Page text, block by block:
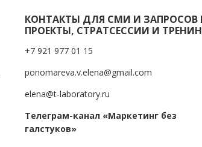
КОНТАКТЫ ДЛЯ СМИ И ЗАПРОСОВ
ПРОЕКТЫ, СТРАТСЕССИИ И
+7 921 977 01 15
ponomareva.v.elena@gmail.com
elena@t-laboratory.ru
Телеграм-канал «Маркетинг без
галстуков»